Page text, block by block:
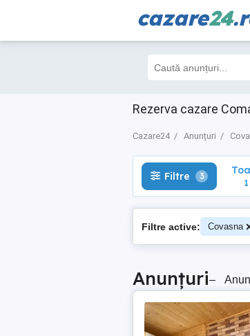
cazare24
Rezerva cazare
Cazare24 Anunțuri
Filtre 3
1
Filtre 3
1
Filtre active: Covasna
Anunțuri–